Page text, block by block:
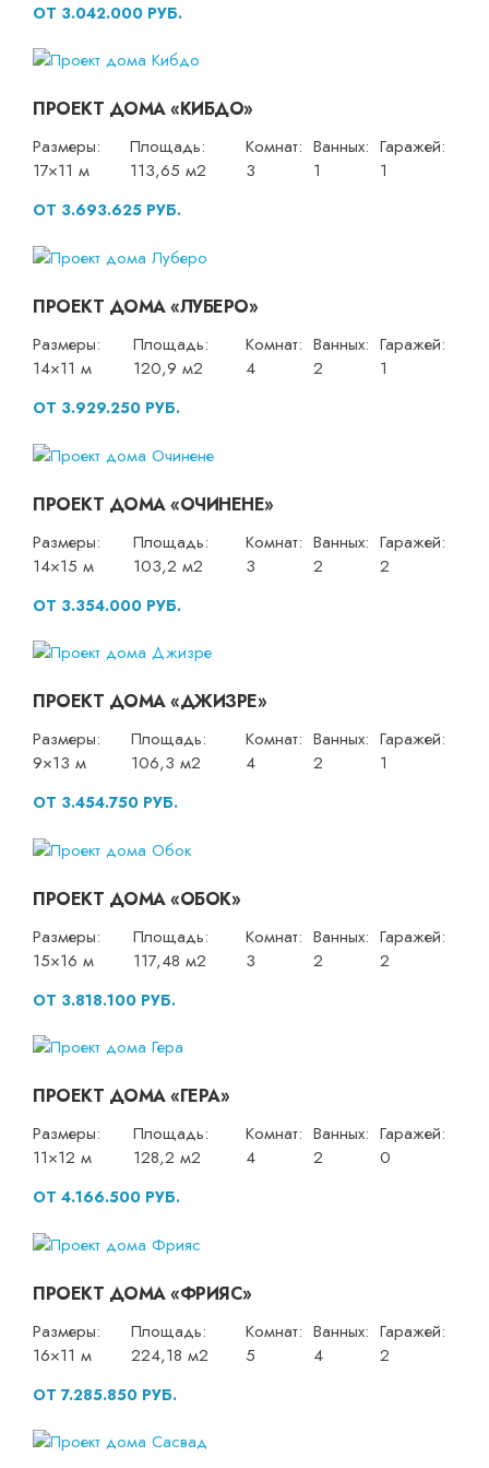
ОТ 3.042.000 РУБ.
ПРОЕКТ ДОМА «КИБДО»
Размеры:
17×11 м
Площадь:
113,65 м2
Комнат:
3
Ванных:
1
Гаражей:
1
ОТ 3.693.625 РУБ.
ПРОЕКТ ДОМА «ЛУБЕРО»
Размеры:
14×11 м
Площадь:
120,9 м2
Комнат:
4
Ванных:
2
Гаражей:
1
ОТ 3.929.250 РУБ.
ПРОЕКТ ДОМА «ОЧИНЕНЕ»
Размеры:
14×15 м
Площадь:
103,2 м2
Комнат:
3
Ванных:
2
Гаражей:
2
ОТ 3.354.000 РУБ.
ПРОЕКТ ДОМА «ДЖИЗРЕ»
Размеры:
9×13 м
Площадь:
106,3 м2
Комнат:
4
Ванных:
2
Гаражей:
1
ОТ 3.454.750 РУБ.
ПРОЕКТ ДОМА «ОБОК»
Размеры:
15×16 м
Площадь:
117,48 м2
Комнат:
3
Ванных:
2
Гаражей:
2
ОТ 3.818.100 РУБ.
ПРОЕКТ ДОМА «ГЕРА»
Размеры:
11×12 м
Площадь:
128,2 м2
Комнат:
4
Ванных:
2
Гаражей:
0
ОТ 4.166.500 РУБ.
ПРОЕКТ ДОМА «ФРИЯС»
Размеры:
16×11 м
Площадь:
224,18 м2
Комнат:
5
Ванных:
4
Гаражей:
2
ОТ 7.285.850 РУБ.